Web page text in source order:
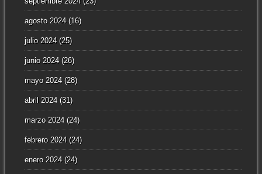
agosto 2024(16)
julio 2024(25)
junio 2024(26)
mayo 2024(28)
abril 2024(31)
marzo 2024(24)
febrero 2024(24)
enero 2024(24)